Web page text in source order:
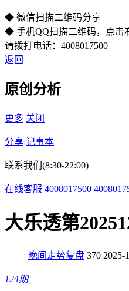
◆ 微信扫描二维码分享
◆ 手机QQ扫描二维码，点击
请拨打电话：4008017500
返回
原创分析
更多 关闭
分享 记事本
联系我们(8:30-22:00)
在线客服 4008017500
大乐透第
晚间走势复盘 370 2025-
124期